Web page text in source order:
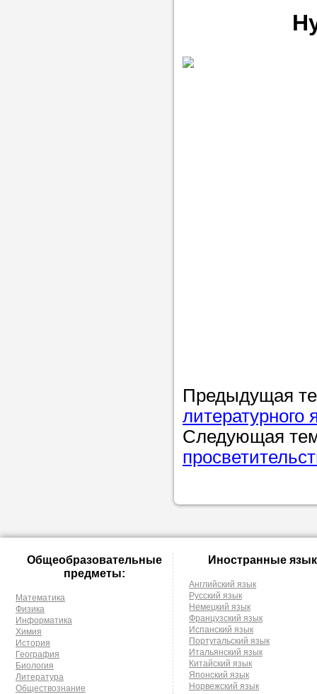
Предыдущая
литературного
Следующая
Общеобразовательные
предметы:
Математика
Физика
Информатика
Химия
История
География
Биология
Литература
Обществознание
Иностранные
Английский язык
Русский язык
Немецкий язык
Французский язык
Испанский язык
Португальский язык
Итальянский язык
Китайский язык
Японский язык
Норвежский язык